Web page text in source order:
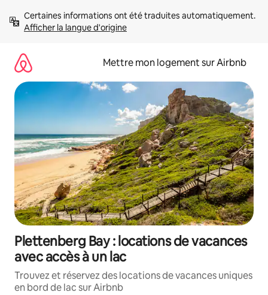
directement
Afficher la langue d'origine
Mettre mon logement sur Airbnb
Plettenberg Bay : locations de vacances
avec accès à un lac
Trouvez et réservez des locations de vacances uniques
en bord de lac sur Airbnb